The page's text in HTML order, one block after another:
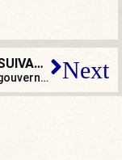
ARTICLE SUIVANT
Emploi : le gouvernement britannique cherche un Next